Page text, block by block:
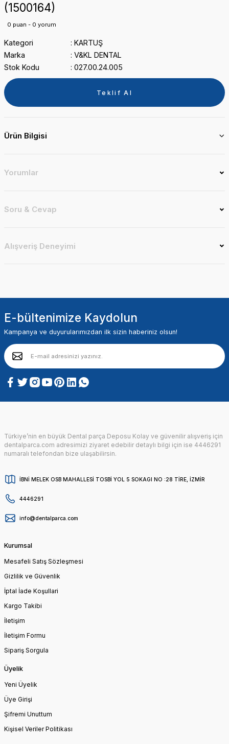
(1500164)
0 puan - 0 yorum
Kategori
KARTUŞ
Marka
V&KL DENTAL
Stok Kodu
027.00.24.005
Teklif Al
Ürün Bilgisi
Yorumlar
Soru & Cevap
Alışveriş Deneyimi
E-bültenimize Kaydolun
Kampanya ve duyurularımızdan ilk sizin haberiniz olsun!
Türkiye’nin en büyük Dental parça Deposu Kolay ve güvenilir alışveriş için
dentalparca.com adresimizi ziyaret edebilir detaylı bilgi için ise 4446291
numaralı telefondan bize ulaşabilirsin.
İBNİ MELEK OSB MAHALLESİ TOSBİ YOL 5 SOKAGI NO :28 TİRE, İZMİR
4446291
info@dentalparca.com
Kurumsal
Mesafeli Satış Sözleşmesi
Gizlilik ve Güvenlik
İptal İade Koşullari
Kargo Takibi
İletişim
İletişim Formu
Sipariş Sorgula
Üyelik
Yeni Üyelik
Üye Girişi
Şifremi Unuttum
Kişisel Veriler Politikası